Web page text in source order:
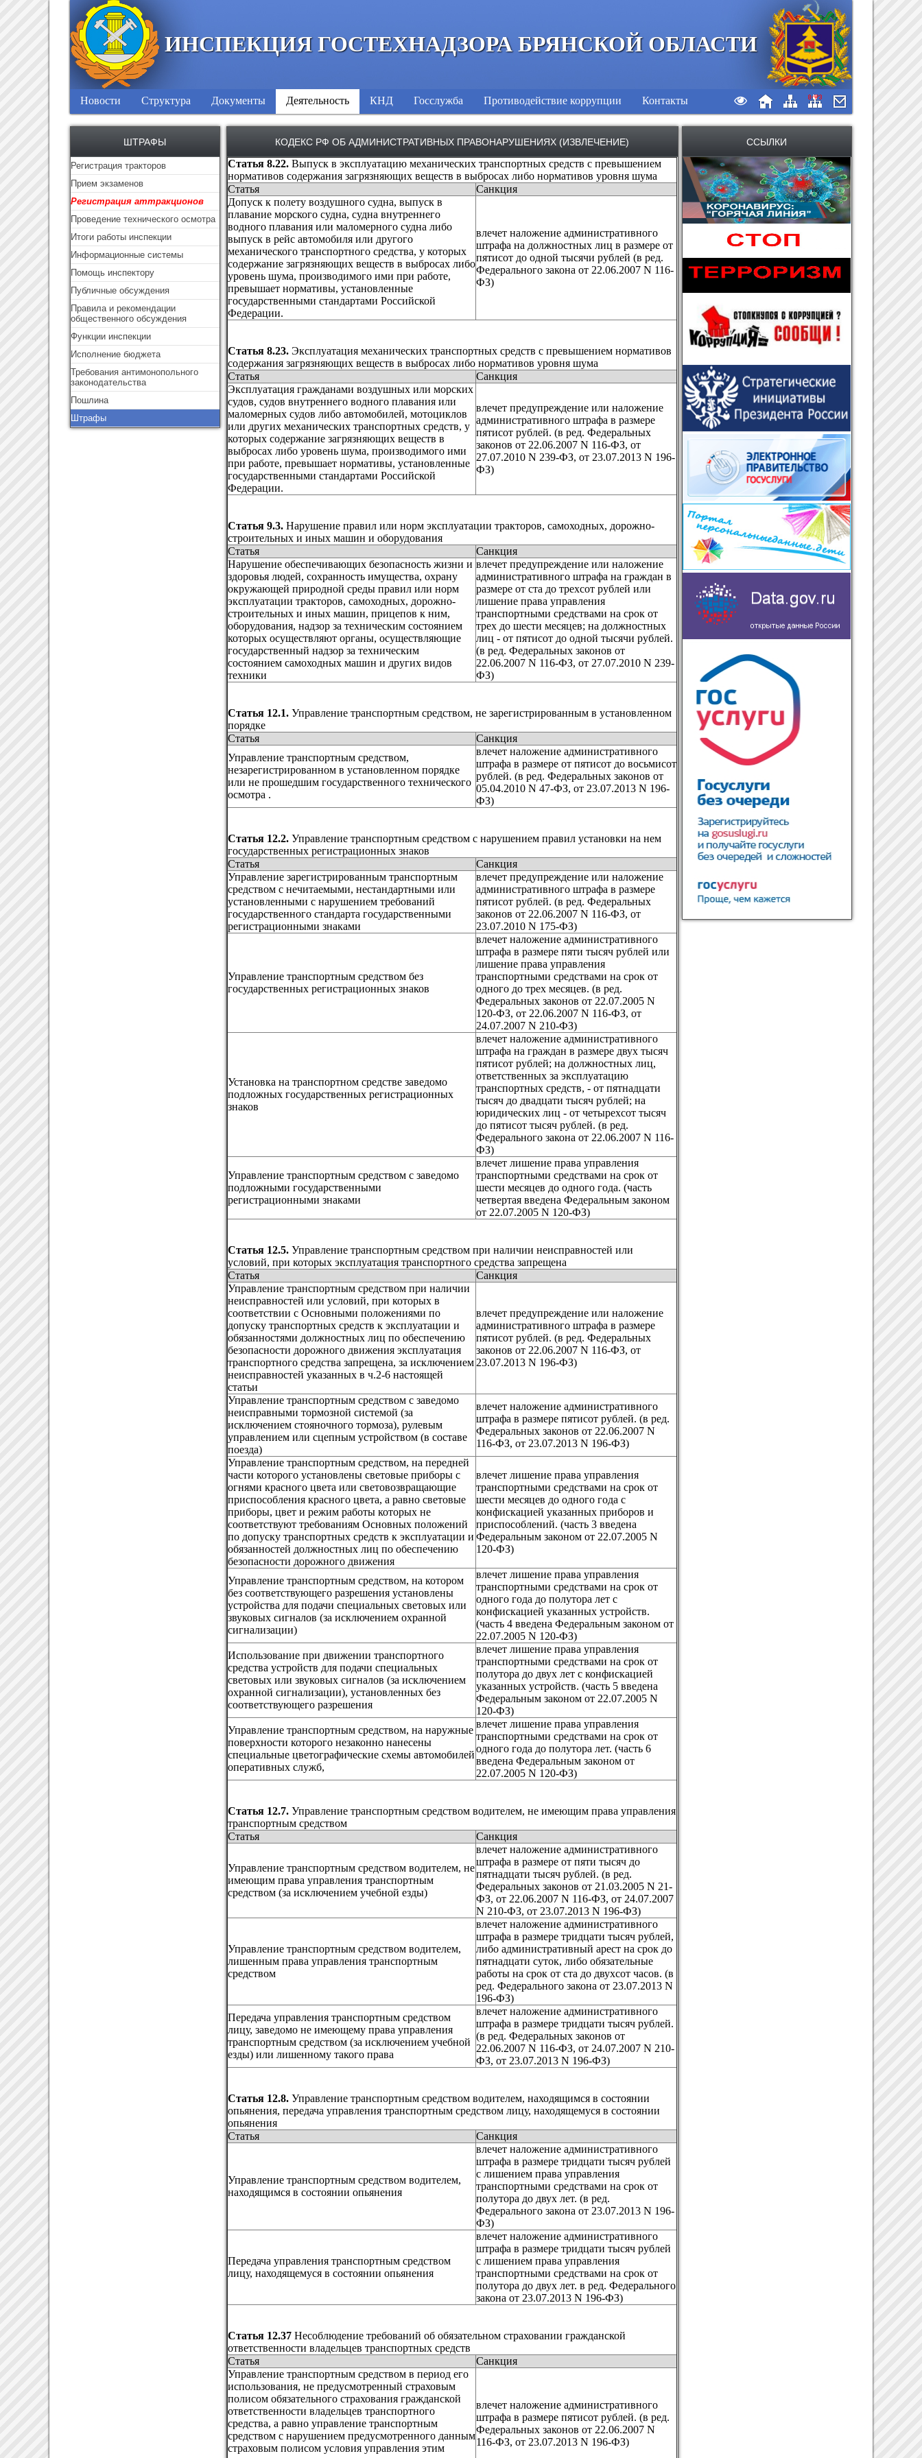
ИНСПЕКЦИЯ ГОСТЕХНАДЗОРА БРЯНСКОЙ ОБЛАСТИ
Новости Структура Документы Деятельность КНД Госслужба Противодействие коррупции Контакты
ШТРАФЫ
Регистрация тракторов
Прием экзаменов
Регистрация аттракционов
Проведение технического осмотра
Итоги работы инспекции
Информационные системы
Помощь инспектору
Публичные обсуждения
Правила и рекомендации
общественного обсуждения
Функции инспекции
Исполнение бюджета
Требования антимонопольного
законодательства
Пошлина
Штрафы
КОДЕКС РФ ОБ АДМИНИСТРАТИВНЫХ ПРАВОНАРУШЕНИЯХ (ИЗВЛЕЧЕНИЕ)
Статья 8.22. Выпуск в эксплуатацию механических транспортных средств с превышением
нормативов содержания загрязняющих веществ в выбросах либо нормативов уровня шума
Статья
Санкция
Допуск к полету воздушного судна, выпуск в
плавание морского судна, судна внутреннего
водного плавания или маломерного судна либо
выпуск в рейс автомобиля или другого
механического транспортного средства, у которых
содержание загрязняющих веществ в выбросах либо
уровень шума, производимого ими при работе,
превышает нормативы, установленные
государственными стандартами Российской
Федерации.
влечет наложение административного
штрафа на должностных лиц в размере от
пятисот до одной тысячи рублей (в ред.
Федерального закона от 22.06.2007 N 116-
ФЗ)
Статья 8.23. Эксплуатация механических транспортных средств с превышением нормативов
содержания загрязняющих веществ в выбросах либо нормативов уровня шума
Статья
Санкция
Эксплуатация гражданами воздушных или морских
судов, судов внутреннего водного плавания или
маломерных судов либо автомобилей, мотоциклов
или других механических транспортных средств, у
которых содержание загрязняющих веществ в
выбросах либо уровень шума, производимого ими
при работе, превышает нормативы, установленные
государственными стандартами Российской
Федерации.
влечет предупреждение или наложение
административного штрафа в размере
пятисот рублей. (в ред. Федеральных
законов от 22.06.2007 N 116-ФЗ, от
27.07.2010 N 239-ФЗ, от 23.07.2013 N 196-
ФЗ)
Статья 9.3. Нарушение правил или норм эксплуатации тракторов, самоходных, дорожно-
строительных и иных машин и оборудования
Статья
Санкция
Нарушение обеспечивающих безопасность жизни и
здоровья людей, сохранность имущества, охрану
окружающей природной среды правил или норм
эксплуатации тракторов, самоходных, дорожно-
строительных и иных машин, прицепов к ним,
оборудования, надзор за техническим состоянием
которых осуществляют органы, осуществляющие
государственный надзор за техническим
состоянием самоходных машин и других видов
техники
влечет предупреждение или наложение
административного штрафа на граждан в
размере от ста до трехсот рублей или
лишение права управления
транспортными средствами на срок от
трех до шести месяцев; на должностных
лиц - от пятисот до одной тысячи рублей.
(в ред. Федеральных законов от
22.06.2007 N 116-ФЗ, от 27.07.2010 N 239-
ФЗ)
Статья 12.1. Управление транспортным средством, не зарегистрированным в установленном
порядке
Статья
Санкция
Управление транспортным средством,
незарегистрированном в установленном порядке
или не прошедшим государственного технического
осмотра .
влечет наложение административного
штрафа в размере от пятисот до восьмисот
рублей. (в ред. Федеральных законов от
05.04.2010 N 47-ФЗ, от 23.07.2013 N 196-
ФЗ)
Статья 12.2. Управление транспортным средством с нарушением правил установки на нем
государственных регистрационных знаков
Статья
Санкция
Управление зарегистрированным транспортным
средством с нечитаемыми, нестандартными или
установленными с нарушением требований
государственного стандарта государственными
регистрационными знаками
влечет предупреждение или наложение
административного штрафа в размере
пятисот рублей. (в ред. Федеральных
законов от 22.06.2007 N 116-ФЗ, от
23.07.2010 N 175-ФЗ)
Управление транспортным средством без
государственных регистрационных знаков
влечет наложение административного
штрафа в размере пяти тысяч рублей или
лишение права управления
транспортными средствами на срок от
одного до трех месяцев. (в ред.
Федеральных законов от 22.07.2005 N
120-ФЗ, от 22.06.2007 N 116-ФЗ, от
24.07.2007 N 210-ФЗ)
Установка на транспортном средстве заведомо
подложных государственных регистрационных
знаков
влечет наложение административного
штрафа на граждан в размере двух тысяч
пятисот рублей; на должностных лиц,
ответственных за эксплуатацию
транспортных средств, - от пятнадцати
тысяч до двадцати тысяч рублей; на
юридических лиц - от четырехсот тысяч
до пятисот тысяч рублей. (в ред.
Федерального закона от 22.06.2007 N 116-
ФЗ)
Управление транспортным средством с заведомо
подложными государственными
регистрационными знаками
влечет лишение права управления
транспортными средствами на срок от
шести месяцев до одного года. (часть
четвертая введена Федеральным законом
от 22.07.2005 N 120-ФЗ)
Статья 12.5. Управление транспортным средством при наличии неисправностей или
условий, при которых эксплуатация транспортного средства запрещена
Статья
Санкция
Управление транспортным средством при наличии
неисправностей или условий, при которых в
соответствии с Основными положениями по
допуску транспортных средств к эксплуатации и
обязанностями должностных лиц по обеспечению
безопасности дорожного движения эксплуатация
транспортного средства запрещена, за исключением
неисправностей указанных в ч.2-6 настоящей
статьи
влечет предупреждение или наложение
административного штрафа в размере
пятисот рублей. (в ред. Федеральных
законов от 22.06.2007 N 116-ФЗ, от
23.07.2013 N 196-ФЗ)
Управление транспортным средством с заведомо
неисправными тормозной системой (за
исключением стояночного тормоза), рулевым
управлением или сцепным устройством (в составе
поезда)
влечет наложение административного
штрафа в размере пятисот рублей. (в ред.
Федеральных законов от 22.06.2007 N
116-ФЗ, от 23.07.2013 N 196-ФЗ)
Управление транспортным средством, на передней
части которого установлены световые приборы с
огнями красного цвета или световозвращающие
приспособления красного цвета, а равно световые
приборы, цвет и режим работы которых не
соответствуют требованиям Основных положений
по допуску транспортных средств к эксплуатации и
обязанностей должностных лиц по обеспечению
безопасности дорожного движения
влечет лишение права управления
транспортными средствами на срок от
шести месяцев до одного года с
конфискацией указанных приборов и
приспособлений. (часть 3 введена
Федеральным законом от 22.07.2005 N
120-ФЗ)
Управление транспортным средством, на котором
без соответствующего разрешения установлены
устройства для подачи специальных световых или
звуковых сигналов (за исключением охранной
сигнализации)
влечет лишение права управления
транспортными средствами на срок от
одного года до полутора лет с
конфискацией указанных устройств.
(часть 4 введена Федеральным законом от
22.07.2005 N 120-ФЗ)
Использование при движении транспортного
средства устройств для подачи специальных
световых или звуковых сигналов (за исключением
охранной сигнализации), установленных без
соответствующего разрешения
влечет лишение права управления
транспортными средствами на срок от
полутора до двух лет с конфискацией
указанных устройств. (часть 5 введена
Федеральным законом от 22.07.2005 N
120-ФЗ)
Управление транспортным средством, на наружные
поверхности которого незаконно нанесены
специальные цветографические схемы автомобилей
оперативных служб,
влечет лишение права управления
транспортными средствами на срок от
одного года до полутора лет. (часть 6
введена Федеральным законом от
22.07.2005 N 120-ФЗ)
Статья 12.7. Управление транспортным средством водителем, не имеющим права управления
транспортным средством
Статья
Санкция
Управление транспортным средством водителем, не
имеющим права управления транспортным
средством (за исключением учебной езды)
влечет наложение административного
штрафа в размере от пяти тысяч до
пятнадцати тысяч рублей. (в ред.
Федеральных законов от 21.03.2005 N 21-
ФЗ, от 22.06.2007 N 116-ФЗ, от 24.07.2007
N 210-ФЗ, от 23.07.2013 N 196-ФЗ)
Управление транспортным средством водителем,
лишенным права управления транспортным
средством
влечет наложение административного
штрафа в размере тридцати тысяч рублей,
либо административный арест на срок до
пятнадцати суток, либо обязательные
работы на срок от ста до двухсот часов. (в
ред. Федерального закона от 23.07.2013 N
196-ФЗ)
Передача управления транспортным средством
лицу, заведомо не имеющему права управления
транспортным средством (за исключением учебной
езды) или лишенному такого права
влечет наложение административного
штрафа в размере тридцати тысяч рублей.
(в ред. Федеральных законов от
22.06.2007 N 116-ФЗ, от 24.07.2007 N 210-
ФЗ, от 23.07.2013 N 196-ФЗ)
Статья 12.8. Управление транспортным средством водителем, находящимся в состоянии
опьянения, передача управления транспортным средством лицу, находящемуся в состоянии
опьянения
Статья
Санкция
Управление транспортным средством водителем,
находящимся в состоянии опьянения
влечет наложение административного
штрафа в размере тридцати тысяч рублей
с лишением права управления
транспортными средствами на срок от
полутора до двух лет. (в ред.
Федерального закона от 23.07.2013 N 196-
ФЗ)
Передача управления транспортным средством
лицу, находящемуся в состоянии опьянения
влечет наложение административного
штрафа в размере тридцати тысяч рублей
с лишением права управления
транспортными средствами на срок от
полутора до двух лет. в ред. Федерального
закона от 23.07.2013 N 196-ФЗ)
Статья 12.37 Несоблюдение требований об обязательном страховании гражданской
ответственности владельцев транспортных средств
Статья
Санкция
Управление транспортным средством в период его
использования, не предусмотренный страховым
полисом обязательного страхования гражданской
ответственности владельцев транспортного
средства, а равно управление транспортным
средством с нарушением предусмотренного данным
страховым полисом условия управления этим
влечет наложение административного
штрафа в размере пятисот рублей. (в ред.
Федеральных законов от 22.06.2007 N
116-ФЗ, от 23.07.2013 N 196-ФЗ)
ССЫЛКИ